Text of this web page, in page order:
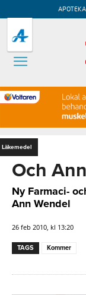
Läkemedel
Och
Ny Farmaci-
Ann Wendel
26 feb 2010, kl 13:20
TAGS Kommer